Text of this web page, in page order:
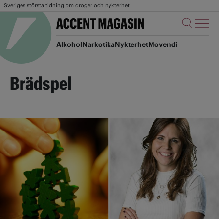
Sveriges största tidning om droger och nykterhet
AlkoholNarkotikaNykterhetMovendi
Brädspel